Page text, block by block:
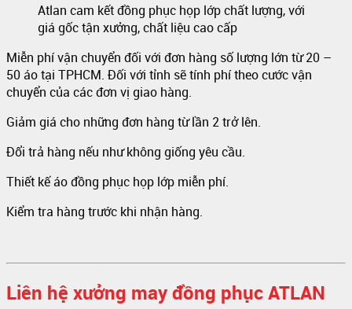
Atlan cam kết đồng phục họp lớp chất lượng, với
giá gốc tận xưởng, chất liệu cao cấp
Miễn phí vận chuyển đối với đơn hàng số lượng lớn từ 20 –
50 áo tại TPHCM. Đối với tỉnh sẽ tính phí theo cước vận
chuyển của các đơn vị giao hàng.
Giảm giá cho những đơn hàng từ lần 2 trở lên.
Đổi trả hàng nếu như không giống yêu cầu.
Thiết kế áo đồng phục họp lớp miễn phí.
Kiểm tra hàng trước khi nhận hàng.
Liên hệ xưởng may đồng phục ATLAN